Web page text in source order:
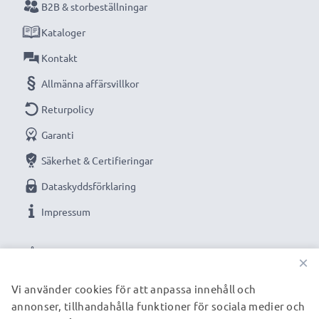
VÅRA BETALNINGSALTERNATIV
B2B & storbeställningar
Kataloger
Kontakt
Allmänna affärsvillkor
Returpolicy
Garanti
Säkerhet & Certifieringar
Dataskyddsförklaring
Impressum
VÅRA FRAKTPARTNERS
×
Vi använder cookies för att anpassa innehåll och
annonser, tillhandahålla funktioner för sociala medier och